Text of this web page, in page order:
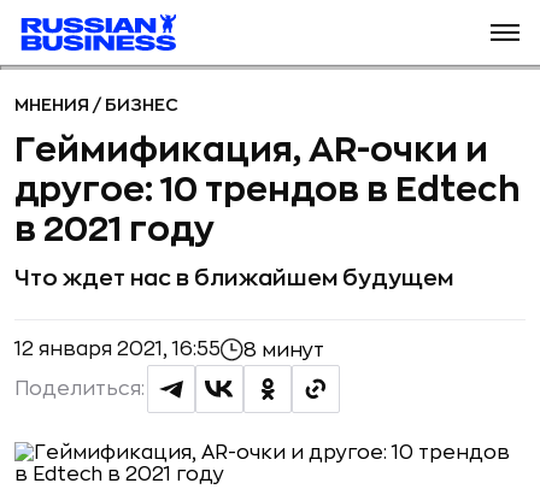
МНЕНИЯ / БИЗНЕС
Геймификация, AR-очки и
другое: 10 трендов в Edtech
в 2021 году
Что ждет нас в ближайшем будущем
12 января 2021, 16:55 8 минут
Поделиться: